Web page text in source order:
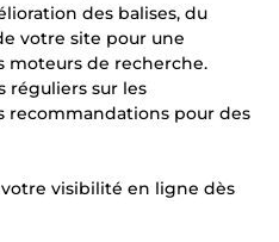
des balises, du
votre site pour une
moteurs de recherche.
réguliers sur les
recommandations pour des
votre visibilité en ligne dès